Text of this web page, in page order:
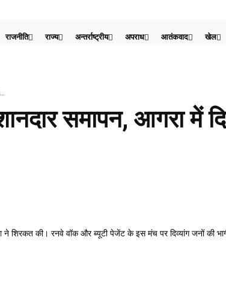
राजनीति राज्य अन्तर्राष्ट्रीय अपराध आतंकवाद खेल
समापन, आगरा में
ने शिरकत की। रनवे वॉक और ब्यूटी पेजेंट के इस मंच पर दिव्यांग जनों की